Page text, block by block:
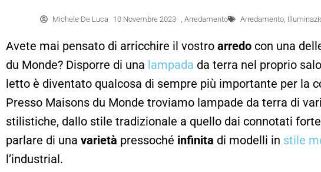
Michele De Luca 10 Novembre 2023 , Arredamento Arredamento,
Avete mai pensato di arricchire il vostro arredo con una
du Monde? Disporre di una lampada da terra nel proprio
letto è diventato qualcosa di sempre più importante per la
Presso Maisons du Monde troviamo lampade da terra di
stilistiche, dallo stile tradizionale a quello dai connotati
parlare di una varietà pressoché infinita di modelli in stile
l’industrial.